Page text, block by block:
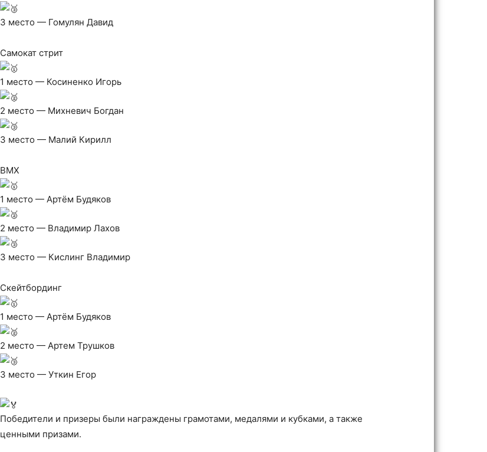
3 место — Гомулян Давид
Самокат стрит
1 место — Косиненко Игорь
2 место — Михневич Богдан
3 место — Малий Кирилл
BMX
1 место — Артём Будяков
2 место — Владимир Лахов
3 место — Кислинг Владимир
Скейтбординг
1 место — Артём Будяков
2 место — Артем Трушков
3 место — Уткин Егор
Победители и призеры были награждены грамотами, медалями и кубками, а также
ценными призами.